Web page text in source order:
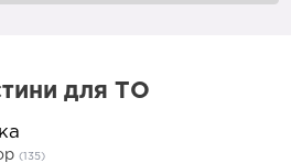
для ТО
(135)